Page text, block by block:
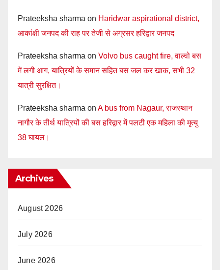
Prateeksha sharma on Haridwar aspirational district,
आकांक्षी जनपद की राह पर तेजी से अग्रसर हरिद्वार जनपद
Prateeksha sharma on Volvo bus caught fire, वाल्वो बस
में लगी आग, यात्रियों के समान सहित बस जल कर खाक, सभी 32
यात्री सुरक्षित।
Prateeksha sharma on A bus from Nagaur, राजस्थान
नागौर के तीर्थ यात्रियों की बस हरिद्वार में पलटी एक महिला की मृत्यु
38 घायल।
Archives
August 2026
July 2026
June 2026